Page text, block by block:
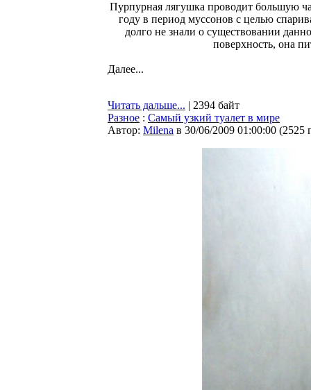
Пурпурная лягушка проводит большую
году в период муссонов с целью
долго не знали о существовании
поверхность, она
Далее...
Читать дальше... | 2394 байт
Разное : Самый узкий туалет в мире
Автор: Milena в 30/06/2009 01:00:00 (2525